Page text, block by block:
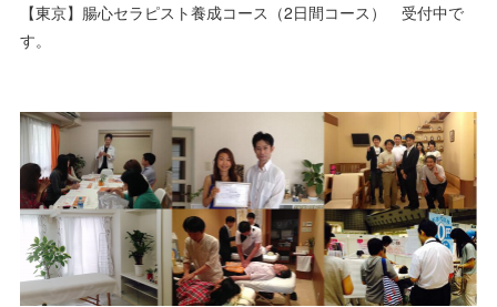
【東京】腸心セラピスト養成コース（2日間コース） 受付中で
す。